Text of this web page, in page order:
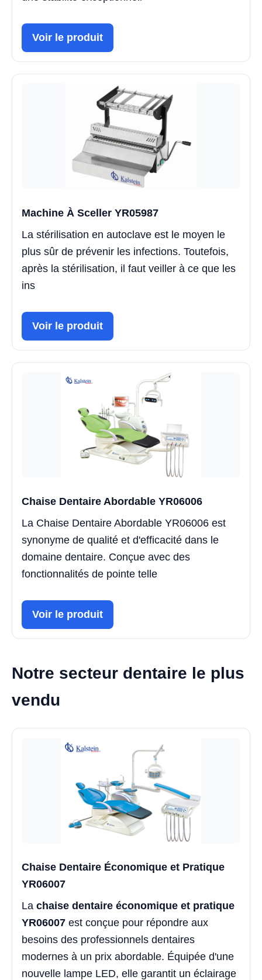
Voir le produit
Machine À Sceller YR05987
La stérilisation en autoclave est le moyen le
plus sûr de prévenir les infections. Toutefois,
après la stérilisation, il faut veiller à ce que les
ins
Voir le produit
Chaise Dentaire Abordable YR06006
La Chaise Dentaire Abordable YR06006 est
synonyme de qualité et d'efficacité dans le
domaine dentaire. Conçue avec des
fonctionnalités de pointe telle
Voir le produit
Notre secteur dentaire le plus
vendu
Chaise Dentaire Économique et Pratique
YR06007
La chaise dentaire économique et pratique
YR06007 est conçue pour répondre aux
besoins des professionnels dentaires
modernes à un prix abordable. Équipée d'une
nouvelle lampe LED, elle garantit un éclairage